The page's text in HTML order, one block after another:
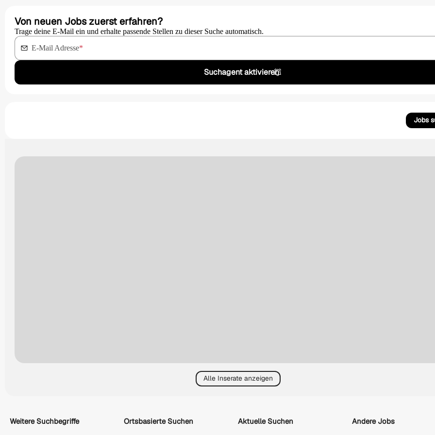
Von neuen Jobs zuerst erfahren?
Trage deine E-Mail ein und erhalte passende Stellen zu dieser Suche automatisch.
E-Mail Adresse*
Suchagent aktivieren
Jobs
Alle Inserate anzeigen
Weitere Suchbegriffe Ortsbasierte Suchen Aktuelle Suchen Andere Jobs